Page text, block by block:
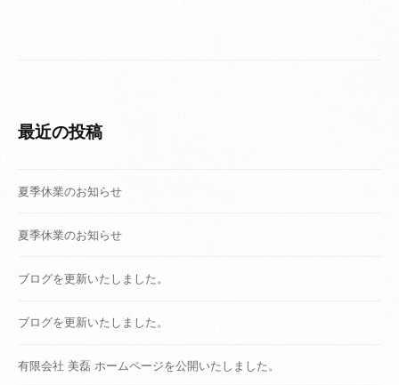
最近の投稿
夏季休業のお知らせ
夏季休業のお知らせ
ブログを更新いたしました。
ブログを更新いたしました。
有限会社 美磊 ホームページを公開いたしました。